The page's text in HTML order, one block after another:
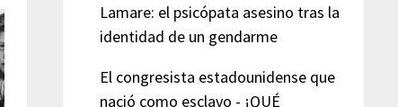
Lamare: el psicópata asesino tras la
identidad de un gendarme
El congresista estadounidense que
nació como esclavo - ¡QUÉ